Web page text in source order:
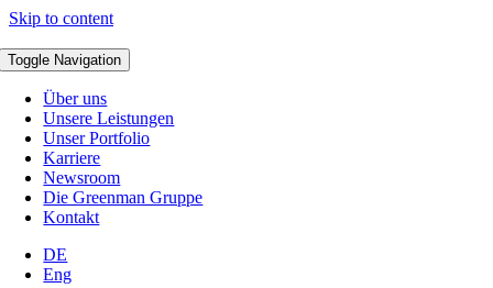
Skip to content
Toggle Navigation
Über uns
Unsere Leistungen
Unser Portfolio
Karriere
Newsroom
Die Greenman Gruppe
Kontakt
DE
Eng